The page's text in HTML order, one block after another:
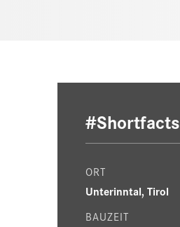
#Shortfacts
ORT
Unterinntal, Tirol
BAUZEIT